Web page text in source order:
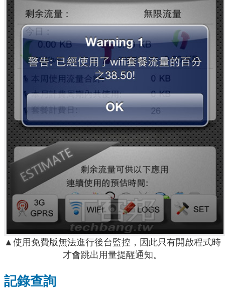
▲使用免費版無法進行後台監控，因此只有開啟程式時
才會跳出用量提醒通知。
記錄查詢